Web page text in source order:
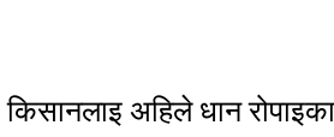
किसानलाइ अहिले धान